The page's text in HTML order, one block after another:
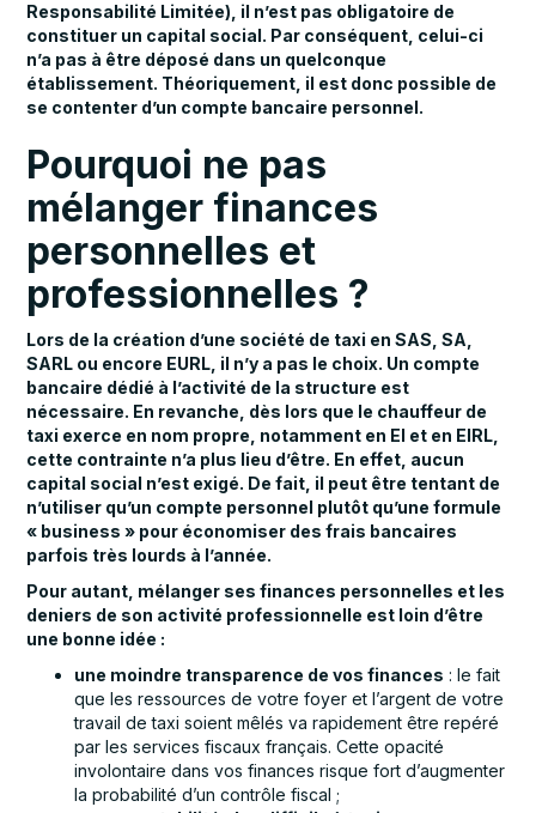
Responsabilité Limitée), il n’est pas obligatoire de
constituer un capital social. Par conséquent, celui-ci
n’a pas à être déposé dans un quelconque
établissement. Théoriquement, il est donc possible de
se contenter d’un compte bancaire personnel.
Pourquoi ne pas
mélanger finances
personnelles et
professionnelles ?
Lors de la création d’une société de taxi en SAS, SA,
SARL ou encore EURL, il n’y a pas le choix. Un compte
bancaire dédié à l’activité de la structure est
nécessaire. En revanche, dès lors que le chauffeur de
taxi exerce en nom propre, notamment en EI et en EIRL,
cette contrainte n’a plus lieu d’être. En effet, aucun
capital social n’est exigé. De fait, il peut être tentant de
n’utiliser qu’un compte personnel plutôt qu’une formule
« business » pour économiser des frais bancaires
parfois très lourds à l’année.
Pour autant, mélanger ses finances personnelles et les
deniers de son activité professionnelle est loin d’être
une bonne idée :
une moindre transparence de vos finances : le fait
que les ressources de votre foyer et l’argent de votre
travail de taxi soient mêlés va rapidement être repéré
par les services fiscaux français. Cette opacité
involontaire dans vos finances risque fort d’augmenter
la probabilité d’un contrôle fiscal ;